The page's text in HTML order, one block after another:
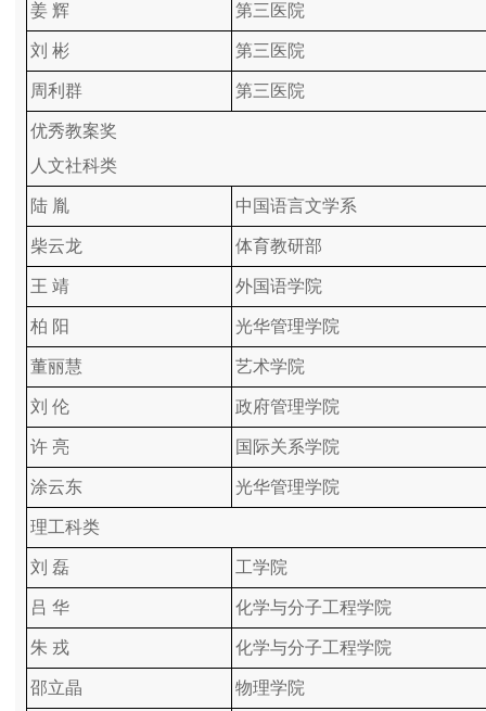
姜 辉 第三医院
刘 彬 第三医院
周利群 第三医院
优秀教案奖
人文社科类
陆 胤 中国语言文学系
柴云龙 体育教研部
王 靖 外国语学院
柏 阳 光华管理学院
董丽慧 艺术学院
刘 伦 政府管理学院
许 亮 国际关系学院
涂云东 光华管理学院
理工科类
刘 磊 工学院
吕 华 化学与分子工程学院
朱 戎 化学与分子工程学院
邵立晶 物理学院